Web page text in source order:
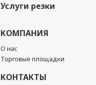
Услуги резки
КОМПАНИЯ
О нас
Торговые площадки
КОНТАКТЫ